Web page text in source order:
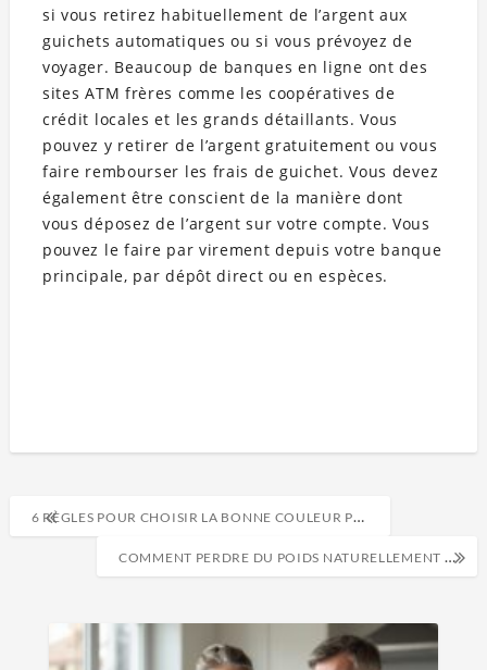
si vous retirez habituellement de l’argent aux
guichets automatiques ou si vous prévoyez de
voyager. Beaucoup de banques en ligne ont des
sites ATM frères comme les coopératives de
crédit locales et les grands détaillants. Vous
pouvez y retirer de l’argent gratuitement ou vous
faire rembourser les frais de guichet. Vous devez
également être conscient de la manière dont
vous déposez de l’argent sur votre compte. Vous
pouvez le faire par virement depuis votre banque
principale, par dépôt direct ou en espèces.
6 RÈGLES POUR CHOISIR LA BONNE COULEUR POUR VOTRE MAISON
COMMENT PERDRE DU POIDS NATURELLEMENT ET RAPIDEMENT ?